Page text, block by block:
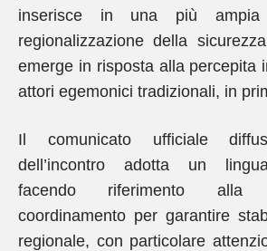
inserisce in una più ampia
regionalizzazione della
emerge in risposta alla percepita
attori egemonici tradizionali, in
Il comunicato ufficiale
dell’incontro adotta un
facendo riferimento alla
coordinamento per garantire
regionale, con particolare